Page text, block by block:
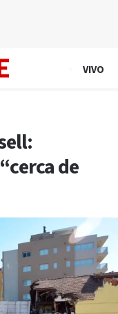
VIVO
de